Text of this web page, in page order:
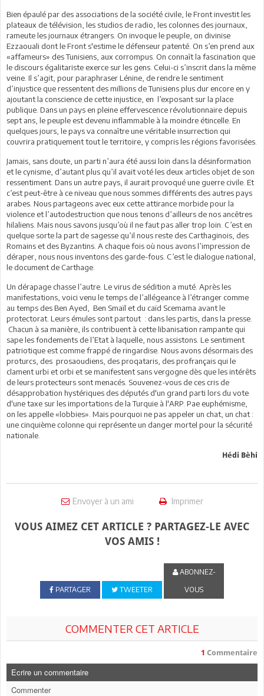
Bien épaulé par des associations de la société civile, le Front investit les
plateaux de télévision, les studios de radio, les colonnes des journaux,
rameute les journaux étrangers. On invoque le peuple, on divinise
Ezzaouali dont le Front s'estime le défenseur patenté. On s’en prend aux
«affameurs» des Tunisiens, aux corrompus. On connaît la fascination que
le discours égalitariste exerce sur les gens. Celui-ci s’inscrit dans la même
veine. Il s’agit, pour paraphraser Lénine, de rendre le sentiment
d’injustice que ressentent des millions de Tunisiens plus dur encore en y
ajoutant la conscience de cette injustice, en l’exposant sur la place
publique. Dans un pays en pleine effervescence révolutionnaire depuis
sept ans, le peuple est devenu inflammable à la moindre étincelle. En
quelques jours, le pays va connaître une véritable insurrection qui
couvrira pratiquement tout le territoire, y compris les régions favorisées.
Jamais, sans doute, un parti n’aura été aussi loin dans la désinformation
et le cynisme, d’autant plus qu’il avait voté les deux articles objet de son
ressentiment. Dans un autre pays, il aurait provoqué une guerre civile. Et
c’est peut-être à ce niveau que nous sommes différents des autres pays
arabes. Nous partageons avec eux cette attirance morbide pour la
violence et l’autodestruction que nous tenons d’ailleurs de nos ancêtres
hilaliens. Mais nous savons jusqu’où il ne faut pas aller trop loin. C’est en
quelque sorte la part de sagesse qu’il nous reste des Carthaginois, des
Romains et des Byzantins. A chaque fois où nous avons l’impression de
déraper, nous nous inventons des garde-fous. C’est le dialogue national,
le document de Carthage.
Un dérapage chasse l’autre. Le virus de sédition a muté. Après les
manifestations, voici venu le temps de l’allégeance à l’étranger comme
au temps des Ben Ayed, Ben Smaïl et du caïd Scemama avant le
protectorat. Leurs émules sont partout : dans les partis, dans la presse.
Chacun à sa manière, ils contribuent à cette libanisation rampante qui
sape les fondements de l’Etat à laquelle, nous assistons. Le sentiment
patriotique est comme frappé de ringardise. Nous avons désormais des
proturcs, des prosaoudiens, des proqataris, des profrançais qui le
clament urbi et orbi et se manifestent sans vergogne dès que les intérêts
de leurs protecteurs sont menacés. Souvenez-vous de ces cris de
désapprobation hystériques des députés d'un grand parti lors du vote
d'une taxe sur les importations de la Turquie à l'ARP. Pae euphémisme,
on les appelle «lobbies». Mais pourquoi ne pas appeler un chat, un chat :
une cinquième colonne qui représente un danger mortel pour la sécurité
nationale.
Hédi Bèhi
Envoyer à un ami Imprimer
VOUS AIMEZ CET ARTICLE ? PARTAGEZ-LE AVEC
VOS AMIS !
PARTAGER TWEETER
ABONNEZ-
VOUS
COMMENTER CET ARTICLE
1 Commentaire
Ecrire un commentaire
Commenter